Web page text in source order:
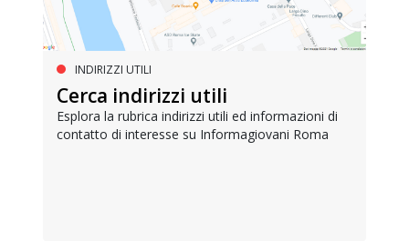
INDIRIZZI UTILI
Cerca indirizzi utili
Esplora la rubrica indirizzi utili ed informazioni di
contatto di interesse su Informagiovani Roma